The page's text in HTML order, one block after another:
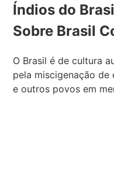
Índios do
Sobre Brasil
O Brasil é de cultura
pela miscigenação de
e outros povos em